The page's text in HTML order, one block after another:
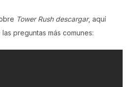
Tower Rush descargar, aquí
preguntas más comunes: